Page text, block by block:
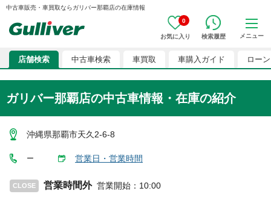
中古車販売・車買取ならガリバー那覇店の在庫情報
0
お気に入り 検索履歴 メニュー
店舗検索 中古車検索 車買取 車購入ガイド ローン
ガリバー那覇店の中古車情報・在庫の紹介
沖縄県那覇市天久2-6-8
ー 営業日・営業時間
CLOSE 営業時間外 営業開始 ： 10:00